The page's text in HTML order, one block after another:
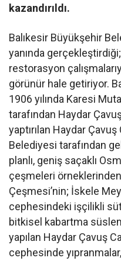
kazandırıldı.
Balıkesir Büyükşehir
yanında
restorasyon
görünür hale getiriyor.
1906 yılında Karesi
tarafından Haydar
yaptırılan Haydar
Belediyesi tarafından
planlı, geniş saçaklı
çeşmeleri
Çeşmesi’nin; İskele
cephesindeki işçilikli
bitkisel kabartma
yapılan Haydar Çavuş
cephesinde